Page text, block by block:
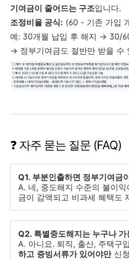
기여금이 줄어드는 구조입니다.
조정비율 공식: (60 - 기존 가입
예: 30개월 납입 후 해지 → 30/
→ 정부기여금도 절반만 받을 수
❓ 자주 묻는 질문 (FAQ)
Q1. 부분인출하면 정부기여금
A. 네, 중도해지 수준의 불이
금이 감액되고 비과세 혜택도
Q2. 특별중도해지는 누구나 가
A. 아니요. 퇴직, 출산, 주택구
하고 증빙서류가 있어야만신